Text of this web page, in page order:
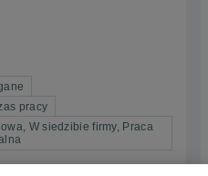
pracy
W siedzibie firmy, Praca